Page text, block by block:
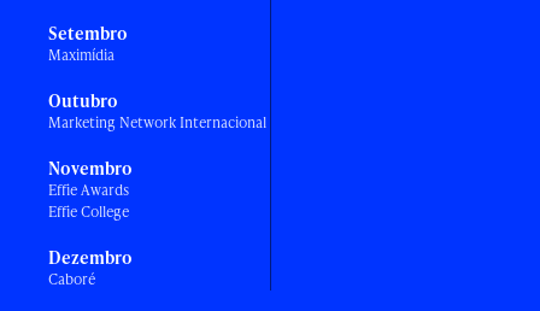
Setembro
Maximídia
Outubro
Marketing Network Internacional
Novembro
Effie Awards
Effie College
Dezembro
Caboré